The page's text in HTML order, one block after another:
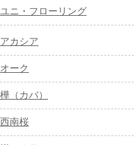
ユニ・フローリング
アカシア
オーク
樺（カバ）
西南桜